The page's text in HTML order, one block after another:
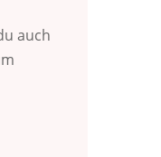
auch